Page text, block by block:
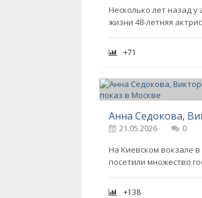
Несколько лет назад
жизни 48-летняя
+71
21.05.2026
0
На Киевском вокзале
посетили множество
+138